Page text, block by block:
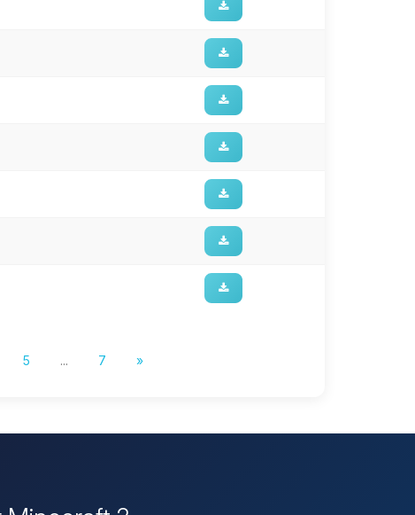
5 ... 7 »